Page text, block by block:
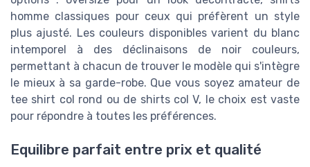
homme classiques pour ceux qui préfèrent un style
plus ajusté. Les couleurs disponibles varient du blanc
intemporel à des déclinaisons de noir couleurs,
permettant à chacun de trouver le modèle qui s'intègre
le mieux à sa garde-robe. Que vous soyez amateur de
tee shirt col rond ou de shirts col V, le choix est vaste
pour répondre à toutes les préférences.
Equilibre parfait entre prix et qualité